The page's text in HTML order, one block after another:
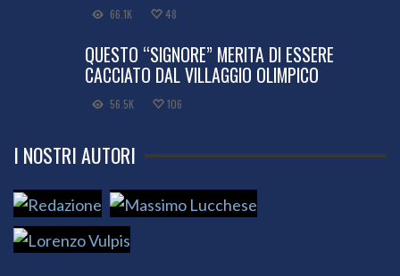
66.1K 48
QUESTO “SIGNORE” MERITA DI ESSERE
CACCIATO DAL VILLAGGIO OLIMPICO
56.5K 106
I NOSTRI AUTORI